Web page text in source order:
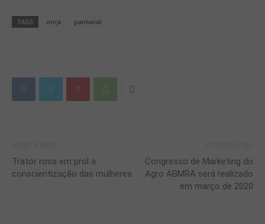
TAGS onça pantanal
Trator rosa em prol a
conscientização das mulheres
Congresso de Marketing do
Agro ABMRA será realizado
em março de 2020